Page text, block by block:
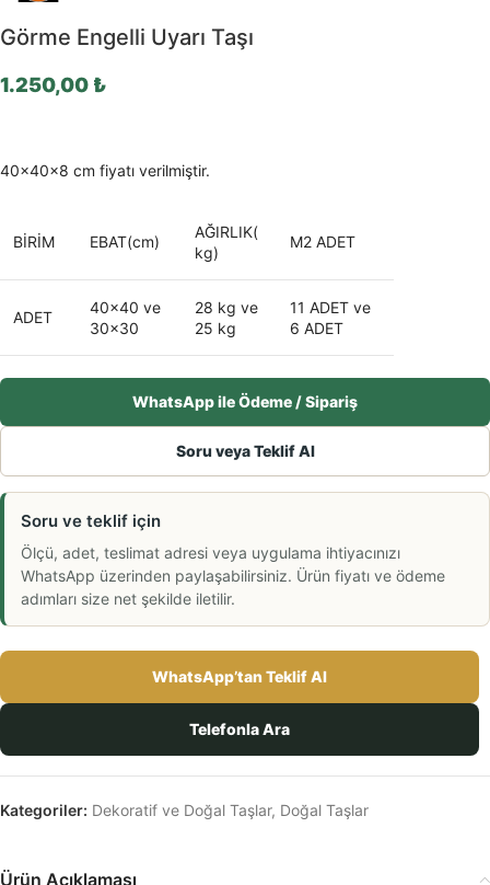
Görme Engelli Uyarı Taşı
1.250,00 ₺
40x40x8 cm fiyatı verilmiştir.
BİRİM EBAT(cm)
AĞIRLIK(
kg)
M2 ADET
ADET
40×40 ve
30×30
28 kg ve
25 kg
11 ADET ve
6 ADET
WhatsApp ile Ödeme / Sipariş
Soru veya Teklif Al
Soru ve teklif için
Ölçü, adet, teslimat adresi veya uygulama ihtiyacınızı
WhatsApp üzerinden paylaşabilirsiniz. Ürün fiyatı ve ödeme
adımları size net şekilde iletilir.
WhatsApp’tan Teklif Al
Telefonla Ara
Kategoriler: Dekoratif ve Doğal Taşlar, Doğal Taşlar
Ürün Açıklaması